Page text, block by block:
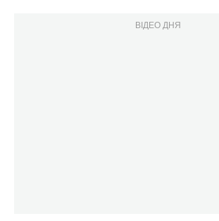
ВІДЕО ДНЯ